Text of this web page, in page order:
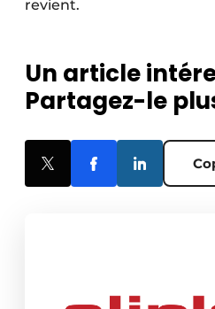
revient.
Un article
Partagez-le